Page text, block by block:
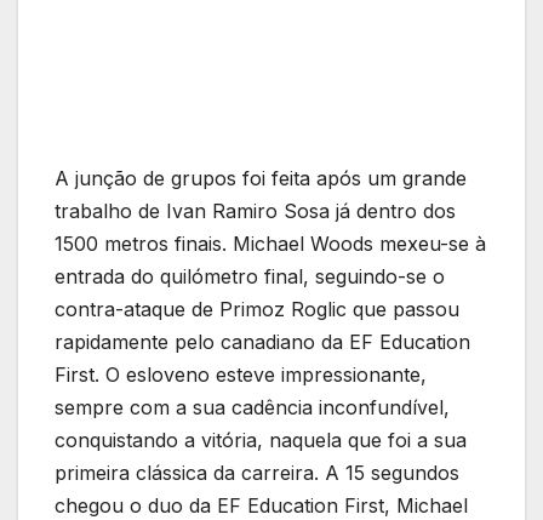
A junção de grupos foi feita após um grande
trabalho de Ivan Ramiro Sosa já dentro dos
1500 metros finais. Michael Woods mexeu-se à
entrada do quilómetro final, seguindo-se o
contra-ataque de Primoz Roglic que passou
rapidamente pelo canadiano da EF Education
First. O esloveno esteve impressionante,
sempre com a sua cadência inconfundível,
conquistando a vitória, naquela que foi a sua
primeira clássica da carreira. A 15 segundos
chegou o duo da EF Education First, Michael